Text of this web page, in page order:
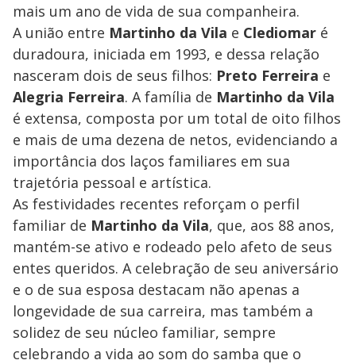
mais um ano de vida de sua companheira.
A união entre Martinho da Vila e Clediomar é
duradoura, iniciada em 1993, e dessa relação
nasceram dois de seus filhos: Preto Ferreira e
Alegria Ferreira. A família de Martinho da Vila
é extensa, composta por um total de oito filhos
e mais de uma dezena de netos, evidenciando a
importância dos laços familiares em sua
trajetória pessoal e artística.
As festividades recentes reforçam o perfil
familiar de Martinho da Vila, que, aos 88 anos,
mantém-se ativo e rodeado pelo afeto de seus
entes queridos. A celebração de seu aniversário
e o de sua esposa destacam não apenas a
longevidade de sua carreira, mas também a
solidez de seu núcleo familiar, sempre
celebrando a vida ao som do samba que o